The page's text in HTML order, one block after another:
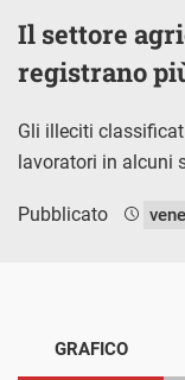
Il settore
registrano
Gli illeciti
lavoratori in alcuni
Pubblicato
GRAFICO